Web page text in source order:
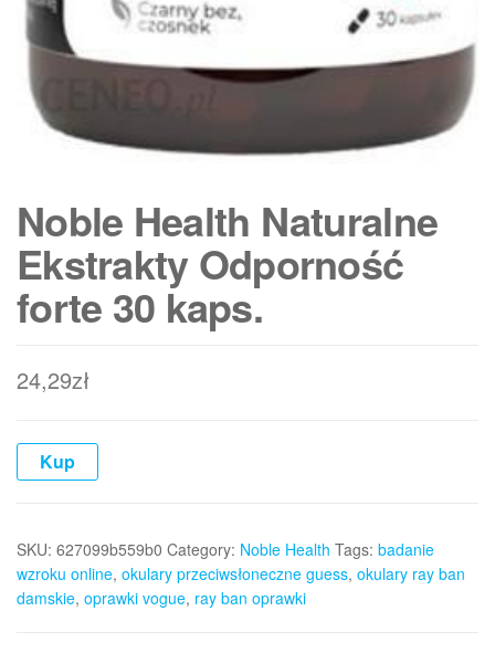
Noble Health Naturalne
Ekstrakty Odporność
forte 30 kaps.
24,29zł
Kup
SKU: 627099b559b0 Category: Noble Health Tags: badanie
wzroku online, okulary przeciwsłoneczne guess, okulary ray ban
damskie, oprawki vogue, ray ban oprawki